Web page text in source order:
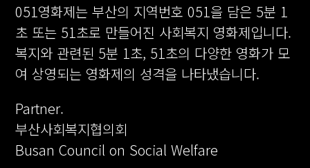
051영화제는 부산의 지역번호 051을 담은 5분 1
초 또는 51초로 만들어진 사회복지 영화제입니다.
복지와 관련된 5분 1초, 51초의 다양한 영화가 모
여 상영되는 영화제의 성격을 나타냈습니다.
Partner.
부산사회복지협의회
Busan Council on Social Welfare